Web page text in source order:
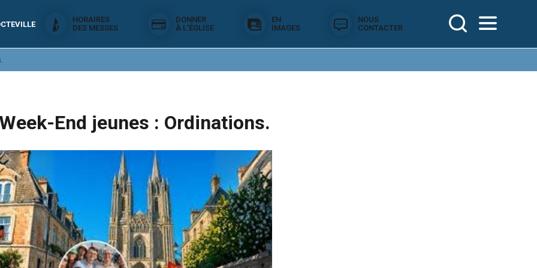
HORAIRES
DES MESSES
DONNER
À L'ÉGLISE
EN
IMAGES
NOUS
CONTACTER
Week-End jeunes : Ordinations.